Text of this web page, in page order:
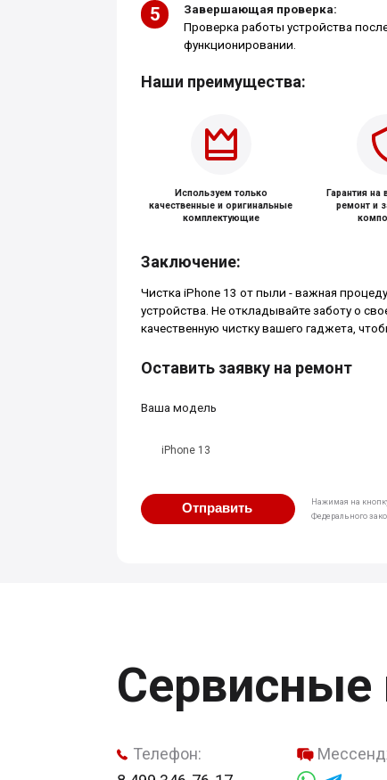
Завершающая проверка:
Проверка работы устройства
функционировании.
Наши преимущества:
Используем только
качественные и оригинальные
комплектующие
Гарантия
ремонт и
Заключение:
Чистка iPhone 13 от пыли - важная
устройства. Не откладывайте заботу о
качественную чистку вашего гаджета,
Оставить заявку на ремонт
Ваша модель
iPhone 13
Отправить
Нажимая на
Федерального
Сервисные
Телефон: